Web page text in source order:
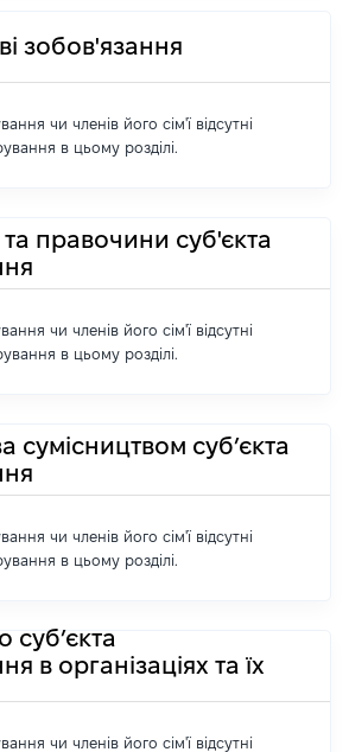
зобов'язання
чи членів його сім'ї відсутні
в цьому розділі.
правочини суб'єкта
чи членів його сім'ї відсутні
в цьому розділі.
сумісництвом суб’єкта
чи членів його сім'ї відсутні
в цьому розділі.
суб’єкта
в організаціях та їх
чи членів його сім'ї відсутні